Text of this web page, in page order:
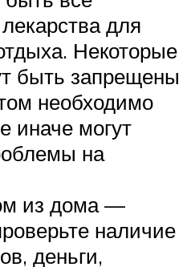
для
Некоторые
быть запрещены
необходимо
иначе могут
на
из дома —
наличие
деньги,